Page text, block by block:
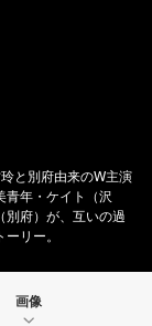
と別府由来のW主演
青年・ケイト（沢
別府）が、互いの過
リー。
画像